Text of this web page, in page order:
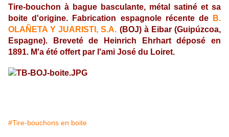
Tire-bouchon à bague basculante, métal satiné et sa
boite d'origine. Fabrication espagnole récente de
B.
OLAÑETA Y JUARISTI, S.A. (BOJ) à Eibar (Guipúzcoa,
Espagne). Breveté de Heinrich Ehrhart déposé en
1891. M'a été offert par l'ami José du Loiret.
#Tire-bouchons en boite